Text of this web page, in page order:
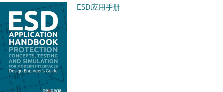
ESD应用手册